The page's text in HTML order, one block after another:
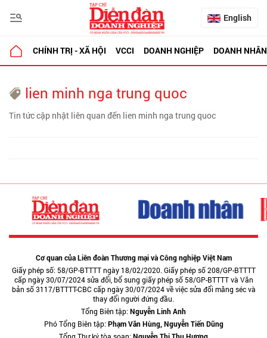
English
CHÍNH TRỊ - XÃ HỘI VCCI DOANH NGHIỆP DOANH NHÂN
lien minh nga trung quoc
Tin tức cập nhật liên quan đến lien minh nga trung quoc
Cơ quan của Liên đoàn Thương mại và Công nghiệp Việt Nam
Giấy phép số: 58/GP-BTTTT ngày 18/02/2020. Giấy phép số 208/GP-BTTTT
cấp ngày 30/07/2024 sửa đổi, bổ sung giấy phép số 58/GP-BTTTT và Văn
bản số 3117/BTTTT-CBC cấp ngày 30/07/2024 về việc sửa đổi măng séc và
thay đổi người đứng đầu.
Tổng Biên tập:Nguyễn Linh Anh
Phó Tổng Biên tập:Phạm Văn Hùng, Nguyễn Tiến Dũng